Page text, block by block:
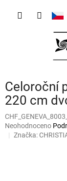
Celoroční
220 cm
Průměrné
hodnocení
Neohodnoceno
Značka: